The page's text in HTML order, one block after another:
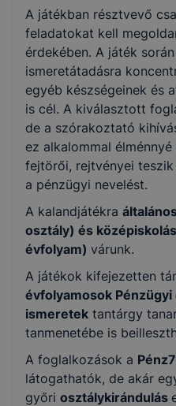
A játékban résztvevő
feladatokat kell
érdekében. A játék
ismeretátadásra
egyéb készségeinek és
is cél. A kiválasztott
de a szórakoztató
ez alkalommal
fejtörői, rejtvényei
a pénzügyi nevelést.
A kalandjátékra
osztály) és
évfolyam) várunk.
A játékok kifejezetten
évfolyamosok Pénzügyi
ismeretek tantárgy
tanmenetébe is
A foglalkozások a Pénz7
látogathatók, de akár
győri osztálykirándulás